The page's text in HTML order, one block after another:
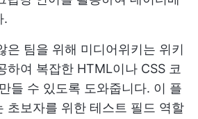
.
은 팀을 위해 미디어위키는 위키
하여 복잡한 HTML이나 CSS 코
들 수 있도록 도와줍니다. 이 플
초보자를 위한 테스트 필드 역할